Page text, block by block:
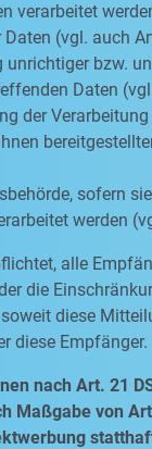
verarbeitet
(vgl. auch
bzw.
Daten
der
sofern
werden
alle
die
diese
diese Empfänger.
nach Art. 21
Maßgabe von